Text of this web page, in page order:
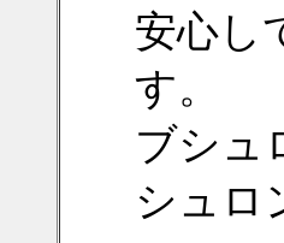
安心し
す。
ブシュ
シュロ